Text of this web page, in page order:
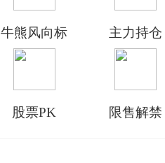
牛熊风向标 主力持仓
股票PK 限售解禁